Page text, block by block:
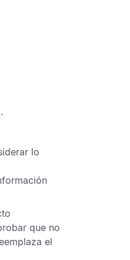
lo
que no
el